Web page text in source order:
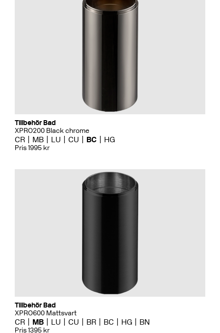
Tillbehör Bad
XPRO200 Black chrome
CR MB LU CU BC HG
Pris 1995 kr
Tillbehör Bad
XPRO600 Mattsvart
CR MB LU CU BR BC HG BN
Pris 1395 kr